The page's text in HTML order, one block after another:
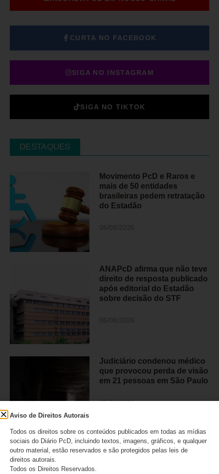
CURTA NO FACEBOOK
SIGA NO INSTAGRAM
SIGA NO TIKTOK
DESTAQUES
Movimento PcD e Raros e
mais de 50 entidades
brasileiras pedem retratação
do Estadão
ANAPcD afirma que não teve
direito de resposta publicado
após editorial do Estadão
sobre decisão do STF
Judiciário condenou médico
que provocou perda de visão
em 21 pessoas em São Paulo
05/08/2026
CATEGORIAS
Aviso de Direitos Autorais
Todos os direitos sobre os conteúdos publicados em todas as mídias
sociais do Diário PcD, incluindo textos, imagens, gráficos, e qualquer
outro material, estão reservados e são protegidos pelas leis de
direitos autorais.
Todos os Direitos Reservados.